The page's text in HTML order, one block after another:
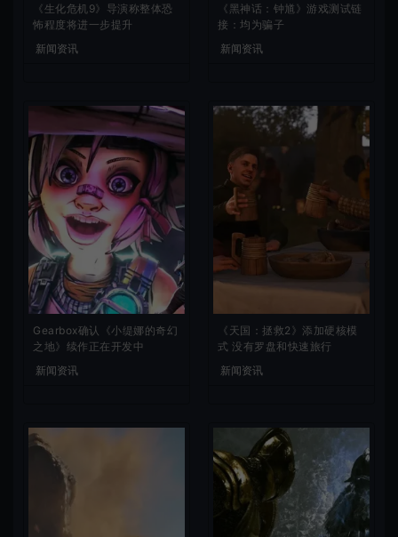
《生化危机9》导演称整体恐
怖程度将进一步提升
新闻资讯
《黑神话：钟馗》游戏测试链
接：均为骗子
新闻资讯
Gearbox确认《小缇娜的奇幻
之地》续作正在开发中
新闻资讯
《天国：拯救2》添加硬核模
式 没有罗盘和快速旅行
新闻资讯